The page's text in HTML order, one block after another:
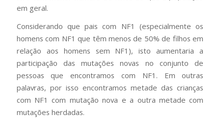
em geral.
Considerando que pais com NF1 (especialmente os
homens com NF1 que têm menos de 50% de filhos em
relação aos homens sem NF1), isto aumentaria a
participação das mutações novas no conjunto de
pessoas que encontramos com NF1. Em outras
palavras, por isso encontramos metade das crianças
com NF1 com mutação nova e a outra metade com
mutações herdadas.